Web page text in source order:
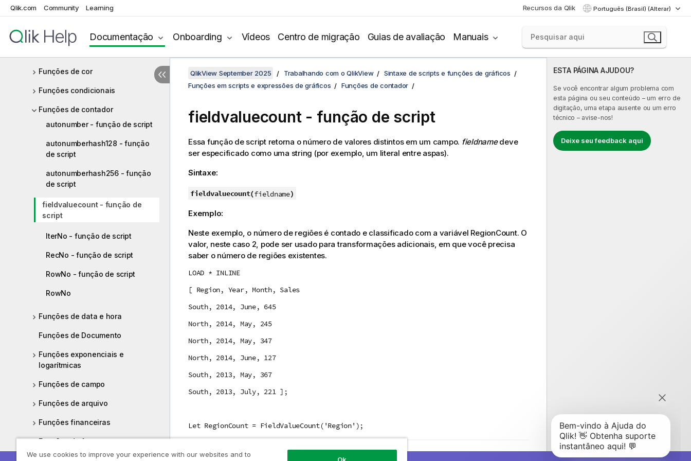
Qlik.com Community Learning Recursos da Qlik Português (Brasil) (Alterar)
Documentação Onboarding Vídeos Centro de migração Guias de avaliação Manuais
Funções de agregação
Aggr
Funções de cor
Funções condicionais
Funções de contador
autonumber - função de script
autonumberhash128 - função
de script
autonumberhash256 - função
de script
fieldvaluecount - função de
script
IterNo - função de script
RecNo - função de script
RowNo - função de script
RowNo
Funções de data e hora
Funções de Documento
Funções exponenciais e
logarítmicas
Funções de campo
Funções de arquivo
Funções financeiras
Funções de formato
ESTA PÁGINA AJUDOU?
Se você encontrar algum problema com
esta página ou seu conteúdo – um erro de
digitação, uma etapa ausente ou um erro
técnico – avise-nos!
Deixe seu feedback aqui
QlikView September 2025 Trabalhando com o QlikView
Sintaxe de scripts e funções de gráficos
Funções em scripts e expressões de gráficos
Funções de contador
fieldvaluecount - função de script
Essa função de script retorna o número de valores distintos em um campo. fieldnamedeve
ser especificado como uma string (por exemplo, um literal entre aspas).
Sintaxe:
fieldvaluecount(fieldname)
Exemplo:
Neste exemplo, o número de regiões é contado e classificado com a variável RegionCount. O
valor, neste caso 2, pode ser usado para transformações adicionais, em que você precisa
saber o número de regiões existentes.
LOAD * INLINE
[ Region, Year, Month, Sales
South, 2014, June, 645
North, 2014, May, 245
North, 2014, May, 347
North, 2014, June, 127
South, 2013, May, 367
South, 2013, July, 221 ];
Let RegionCount = FieldValueCount('Region');
Tópico anterior
We use cookies to improve your experience with our websites and to